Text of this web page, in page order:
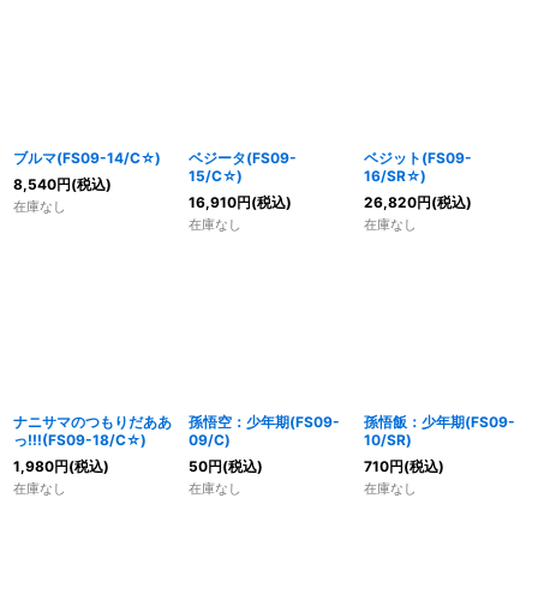
ブルマ(FS09-14/C☆)
8,540円(税込)
在庫なし
ベジータ(FS09-
15/C☆)
16,910円(税込)
在庫なし
ベジット(FS09-
16/SR☆)
26,820円(税込)
在庫なし
ナニサマのつもりだああ
っ!!!(FS09-18/C☆)
1,980円(税込)
在庫なし
孫悟空：少年期(FS09-
09/C)
50円(税込)
在庫なし
孫悟飯：少年期(FS09-
10/SR)
710円(税込)
在庫なし